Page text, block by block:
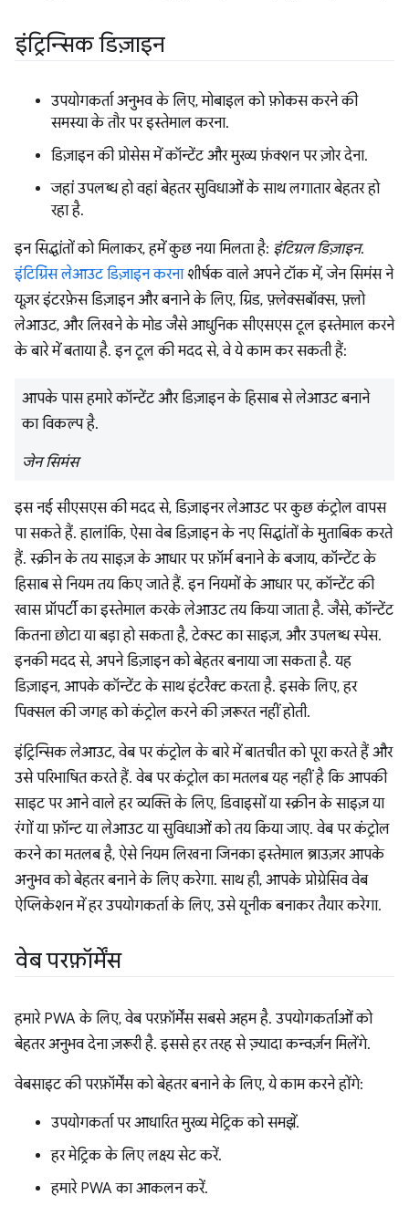
इंट्रिन्सिक डिज़ाइन
उपयोगकर्ता अनुभव के लिए, मोबाइल को फ़ोकस करने की
समस्या के तौर पर इस्तेमाल करना.
डिज़ाइन की प्रोसेस में कॉन्टेंट और मुख्य फ़ंक्शन पर ज़ोर देना.
जहां उपलब्ध हो वहां बेहतर सुविधाओं के साथ लगातार बेहतर हो
रहा है.
इन सिद्धांतों को मिलाकर, हमें कुछ नया मिलता है: इंटिग्रल डिज़ाइन.
इंटिग्रिंस लेआउट डिज़ाइन करनाशीर्षक वाले अपने टॉक में, जेन सिमंस ने
यूज़र इंटरफ़ेस डिज़ाइन और बनाने के लिए, ग्रिड, फ़्लेक्सबॉक्स, फ़्लो
लेआउट, और लिखने के मोड जैसे आधुनिक सीएसएस टूल इस्तेमाल करने
के बारे में बताया है. इन टूल की मदद से, वे ये काम कर सकती हैं:
आपके पास हमारे कॉन्टेंट और डिज़ाइन के हिसाब से लेआउट बनाने
का विकल्प है.
जेन सिमंस
इस नई सीएसएस की मदद से, डिज़ाइनर लेआउट पर कुछ कंट्रोल वापस
पा सकते हैं. हालांकि, ऐसा वेब डिज़ाइन के नए सिद्धांतों के मुताबिक करते
हैं. स्क्रीन के तय साइज़ के आधार पर फ़ॉर्म बनाने के बजाय, कॉन्टेंट के
हिसाब से नियम तय किए जाते हैं. इन नियमों के आधार पर, कॉन्टेंट की
खास प्रॉपर्टी का इस्तेमाल करके लेआउट तय किया जाता है. जैसे, कॉन्टेंट
कितना छोटा या बड़ा हो सकता है, टेक्स्ट का साइज़, और उपलब्ध स्पेस.
इनकी मदद से, अपने डिज़ाइन को बेहतर बनाया जा सकता है. यह
डिज़ाइन, आपके कॉन्टेंट के साथ इंटरैक्ट करता है. इसके लिए, हर
पिक्सल की जगह को कंट्रोल करने की ज़रूरत नहीं होती.
इंट्रिन्सिक लेआउट, वेब पर कंट्रोल के बारे में बातचीत को पूरा करते हैं और
उसे परिभाषित करते हैं. वेब पर कंट्रोल का मतलब यह नहीं है कि आपकी
साइट पर आने वाले हर व्यक्ति के लिए, डिवाइसों या स्क्रीन के साइज़ या
रंगों या फ़ॉन्ट या लेआउट या सुविधाओं को तय किया जाए. वेब पर कंट्रोल
करने का मतलब है, ऐसे नियम लिखना जिनका इस्तेमाल ब्राउज़र आपके
अनुभव को बेहतर बनाने के लिए करेगा. साथ ही, आपके प्रोग्रेसिव वेब
ऐप्लिकेशन में हर उपयोगकर्ता के लिए, उसे यूनीक बनाकर तैयार करेगा.
वेब परफ़ॉर्मेंस
हमारे PWA के लिए, वेब परफ़ॉर्मेंस सबसे अहम है. उपयोगकर्ताओं को
बेहतर अनुभव देना ज़रूरी है. इससे हर तरह से ज़्यादा कन्वर्ज़न मिलेंगे.
वेबसाइट की परफ़ॉर्मेंस को बेहतर बनाने के लिए, ये काम करने होंगे:
उपयोगकर्ता पर आधारित मुख्य मेट्रिक को समझें.
हर मेट्रिक के लिए लक्ष्य सेट करें.
हमारे PWA का आकलन करें.